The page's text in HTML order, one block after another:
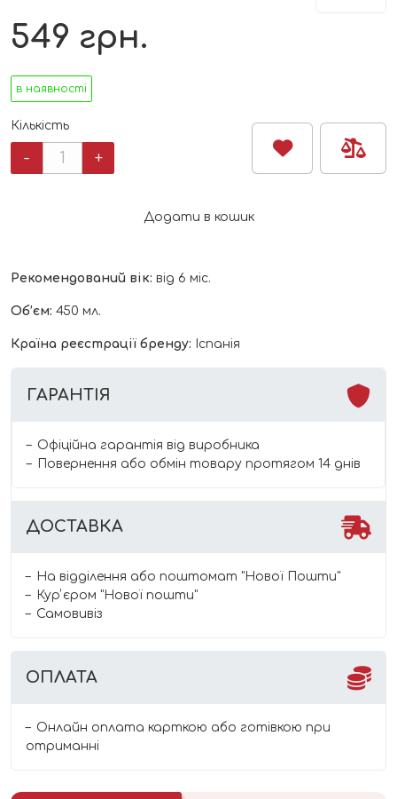
549 грн.
в наявності
Кількість
-
Поїльник-
непроливайка
Dinosaur
Miniland
+
Додати в кошик
Рекомендований вік: від 6 міс.
Об’єм: 450 мл.
Країна реєстрації бренду: Іспанія
ГАРАНТІЯ
Офіційна гарантія від виробника
Повернення або обмін товару протягом 14 днів
ДОСТАВКА
На відділення або поштомат "Нової Пошти"
Курʼєром "Нової пошти"
Самовивіз
ОПЛАТА
Онлайн оплата карткою або готівкою при
отриманні